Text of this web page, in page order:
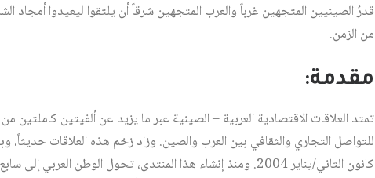
قدرُ الصينيين المتجهين غرباً والعرب المتجهين شرقاً أن يلتقوا ليعيدوا أمجاد
من الزمن.
مقدمة:
تمتد العلاقات الاقتصادية العربية – الصينية عبر ما يزيد عن ألفيتين
للتواصل التجاري والثقافي بين العرب والصين. وزاد زخم هذه العلاقات
كانون الثاني/يناير 2004. ومنذ إنشاء هذا المنتدى، تحول الوطن